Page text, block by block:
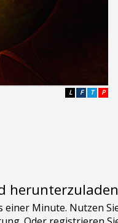
P
T
F
L
herunterzuladen